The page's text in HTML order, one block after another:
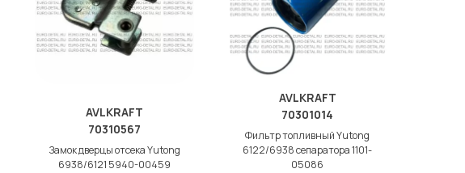
AVLKRAFT
70310567
Замок дверцы отсека Yutong
6938/6121 5940-00459
AVLKRAFT
70301014
Фильтр топливный Yutong
6122/6938 сепаратора 1101-
05086